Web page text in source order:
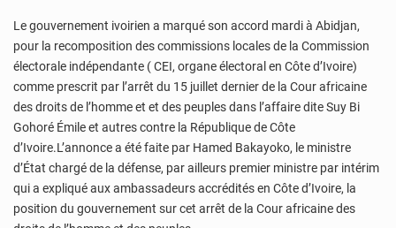
Le gouvernement ivoirien a marqué son accord mardi à Abidjan,
pour la recomposition des commissions locales de la Commission
électorale indépendante ( CEI, organe électoral en Côte d’Ivoire)
comme prescrit par l’arrêt du 15 juillet dernier de la Cour africaine
des droits de l’homme et et des peuples dans l’affaire dite Suy Bi
Gohoré Émile et autres contre la République de Côte
d’Ivoire.L’annonce a été faite par Hamed Bakayoko, le ministre
d’État chargé de la défense, par ailleurs premier ministre par intérim
qui a expliqué aux ambassadeurs accrédités en Côte d’Ivoire, la
position du gouvernement sur cet arrêt de la Cour africaine des